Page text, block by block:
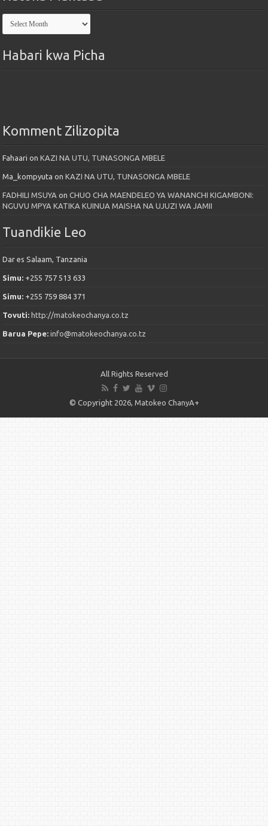
Kutoka
Maktaba
Habari kwa Picha
Komment Zilizopita
Fahaari onKAZI NA UTU, TUNASONGA MBELE
Ma_kompyuta onKAZI NA UTU, TUNASONGA MBELE
FADHILI MSUYA onCHUO CHA MAENDELEO YA WANANCHI KIGAMBONI:
NGUVU MPYA KATIKA KUINUA MAISHA NA UJUZI WA JAMII
Tuandikie Leo
Dar es Salaam, Tanzania
Simu: +255 757 513 633
Simu: +255 759 884 371
Tovuti: http://matokeochanya.co.tz
Barua Pepe:info@matokeochanya.co.tz
All Rights Reserved
© Copyright 2026, Matokeo ChanyA+